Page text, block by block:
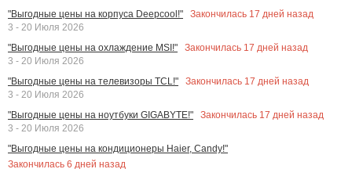
"Выгодные цены на корпуса Deepcool!"
Закончилась 17 дней назад
3 - 20 Июля 2026
"Выгодные цены на охлаждение MSI!"
Закончилась 17 дней назад
3 - 20 Июля 2026
"Выгодные цены на телевизоры TCL!"
Закончилась 17 дней назад
3 - 20 Июля 2026
"Выгодные цены на ноутбуки GIGABYTE!"
Закончилась 17 дней назад
3 - 20 Июля 2026
"Выгодные цены на кондиционеры Haier, Candy!"
Закончилась 6 дней назад